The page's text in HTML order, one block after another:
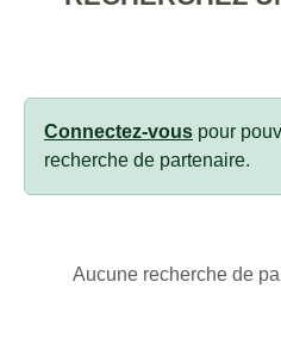
Connectez-vous pour
recherche de partenaire.
Aucune recherche de